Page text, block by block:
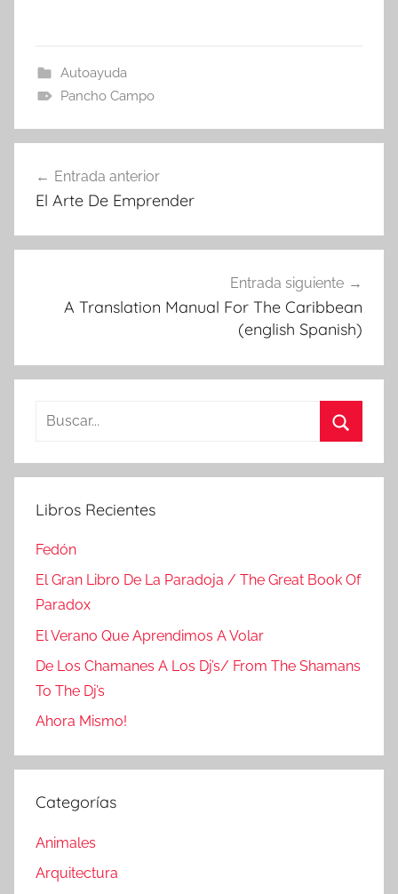
Autoayuda
Pancho Campo
de
Entrada anterior
El Arte De Emprender
Entrada siguiente
A Translation Manual For The Caribbean
(english Spanish)
Buscar:
Libros Recientes
Fedón
El Gran Libro De La Paradoja / The Great Book Of
Paradox
El Verano Que Aprendimos A Volar
De Los Chamanes A Los Dj’s/ From The Shamans
To The Dj’s
Ahora Mismo!
Categorías
Animales
Arquitectura